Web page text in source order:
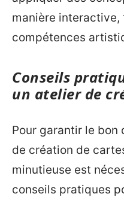
manière
compétences
Conseils
un atelier de
Pour garantir le bon
de création de
minutieuse est
conseils pratiques